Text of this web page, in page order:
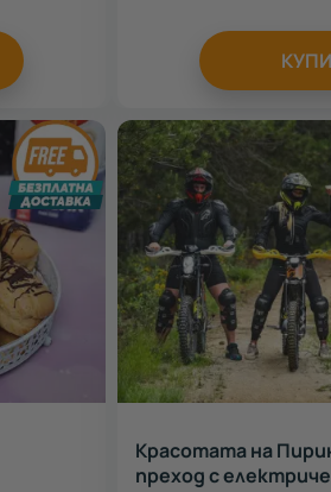
КУПИ
Красотата на
преход с